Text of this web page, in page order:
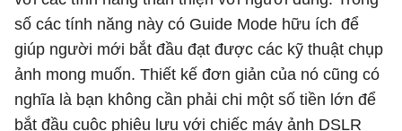
số các tính năng này có Guide Mode hữu ích để
giúp người mới bắt đầu đạt được các kỹ thuật chụp
ảnh mong muốn. Thiết kế đơn giản của nó cũng có
nghĩa là bạn không cần phải chi một số tiền lớn để
bắt đầu cuộc phiêu lưu với chiếc máy ảnh DSLR